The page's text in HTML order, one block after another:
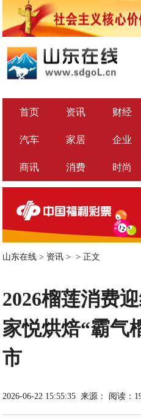
首页 资讯 财经
汽车 家居 企业
商讯 消费 时尚
山东在线 > 资讯 > > 正文
2026榴莲消费
家悦烘焙“霸气
市
2026-06-22 15:55:35 来源： 阅读：